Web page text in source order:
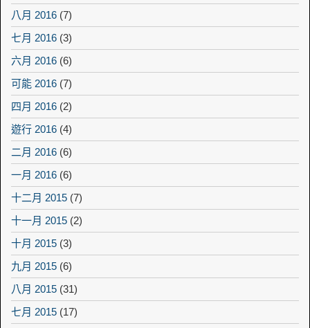
八月 2016 (7)
七月 2016 (3)
六月 2016 (6)
可能 2016 (7)
四月 2016 (2)
遊行 2016 (4)
二月 2016 (6)
一月 2016 (6)
十二月 2015 (7)
十一月 2015 (2)
十月 2015 (3)
九月 2015 (6)
八月 2015 (31)
七月 2015 (17)